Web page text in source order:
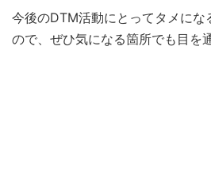
今後のDTM活動にとってタメにな
ので、ぜひ気になる箇所でも目